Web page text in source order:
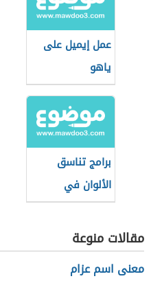
عمل إيميل على
ياهو
برامج تناسق
الألوان في
الديكور
مقالات منوعة
معنى اسم عزام